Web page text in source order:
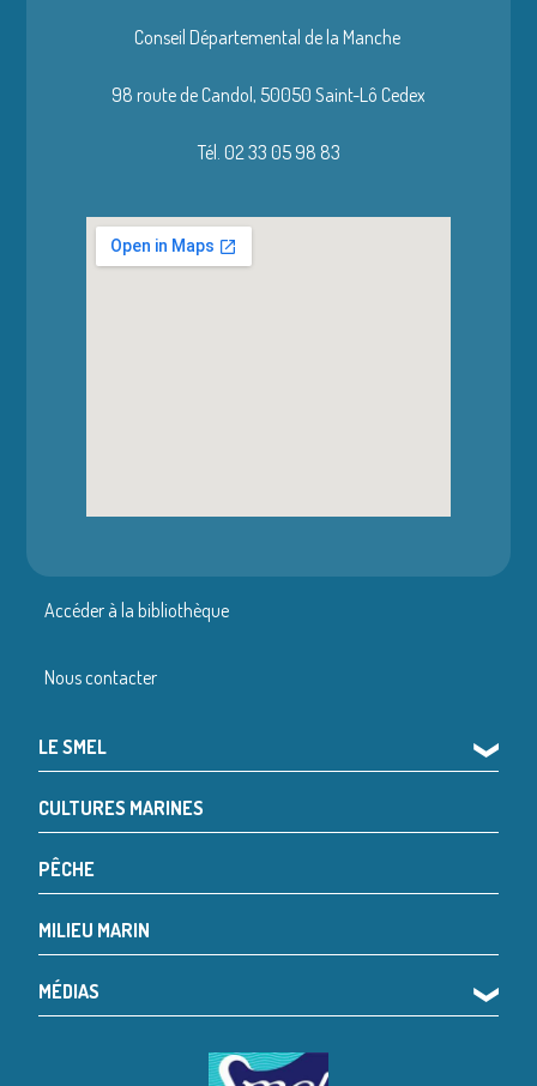
Conseil Départemental de la Manche
98 route de Candol, 50050 Saint-Lô Cedex
Tél. 02 33 05 98 83
Accéder à la bibliothèque
Nous contacter
LE SMEL ❯
CULTURES MARINES
PÊCHE
MILIEU MARIN
MÉDIAS ❯